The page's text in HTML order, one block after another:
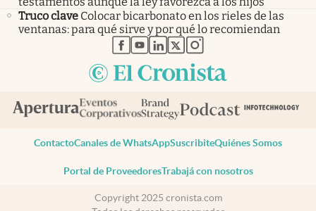
Truco clave Colocar bicarbonato en los rieles de las
ventanas: para qué sirve y por qué lo recomiendan
abre en nueva pestaña
abre en nueva pestaña
abre en nueva pestaña
abre en nueva pestaña
abre en nueva pestaña
ContactoCanales de WhatsAppSuscribiteQuiénes Somos
Portal de ProveedoresTrabajá con nosotros
Copyright 2025 cronista.com